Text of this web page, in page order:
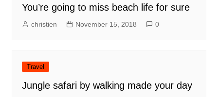
You’re going to miss beach life for sure
christien November 15, 2018 0
Travel
Jungle safari by walking made your day